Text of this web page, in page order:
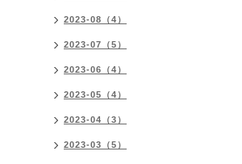
2023-08（4）
2023-07（5）
2023-06（4）
2023-05（4）
2023-04（3）
2023-03（5）